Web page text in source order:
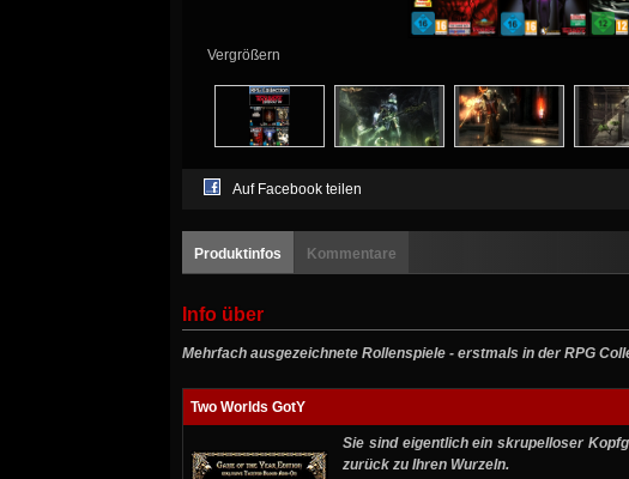
Vergrößern
Auf Facebook teilen
Produktinfos Kommentare
Info über
Mehrfach ausgezeichnete Rollenspiele - erstmals in der RPG
Two Worlds GotY
Sie sind eigentlich ein skrupelloser
zurück zu Ihren Wurzeln.